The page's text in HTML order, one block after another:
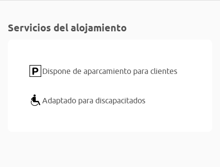
Servicios del alojamiento
Dispone de aparcamiento para clientes
Adaptado para discapacitados